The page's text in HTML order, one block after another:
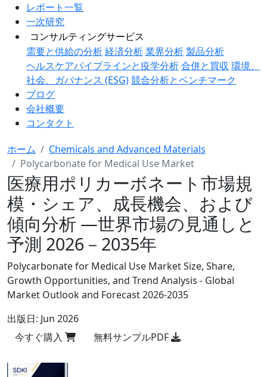
レポート一覧
一次研究
コンサルティングサービス
需要と供給の分析経済分析業界分析製品分析
ヘルスケアパイプラインと疫学分析合併と買収 環境、
社会、ガバナンス (ESG)競合分析とベンチマーク
ブログ
会社概要
コンタクト
ホーム
Chemicals and Advanced Materials
Polycarbonate for Medical Use Market
医療用ポリカーボネート市場規
模・シェア、成長機会、および
傾向分析 ―世界市場の見通しと
予測 2026－2035年
Polycarbonate for Medical Use Market Size, Share,
Growth Opportunities, and Trend Analysis - Global
Market Outlook and Forecast 2026-2035
出版日: Jun 2026
今すぐ購入
無料サンプルPDF